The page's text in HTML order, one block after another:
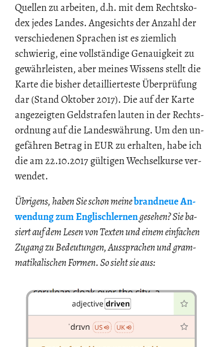
Quel­len zu ar­bei­ten, d.h. mit dem Rechts­ko­
dex jedes Lan­des. An­ge­sichts der An­zahl der
ver­schie­de­nen Spra­chen ist es ziem­lich
schwie­rig, eine voll­stän­di­ge Ge­nau­ig­keit zu
ge­währ­leis­ten, aber mei­nes Wis­sens stellt die
Karte die bis­her de­tail­lier­tes­te Über­prü­fung
dar (Stand Ok­to­ber 2017). Die auf der Karte
an­ge­zeig­ten Geld­stra­fen lau­ten in der Rechts­
ord­nung auf die Lan­des­wäh­rung. Um den un­
ge­fäh­ren Be­trag in EUR zu er­hal­ten, habe ich
die am 22.10.2017 gül­ti­gen Wech­sel­kur­se ver­
wen­det.
Üb­ri­gens, haben Sie schon meinebrand­neue An­
wen­dung zum Eng­lisch­ler­nenge­se­hen? Sie ba­
siert auf dem Lesen von Tex­ten und einem ein­fa­chen
Zu­gang zu Be­deu­tun­gen, Aus­spra­chen und gram­
ma­ti­ka­li­schen For­men. So sieht sie aus: